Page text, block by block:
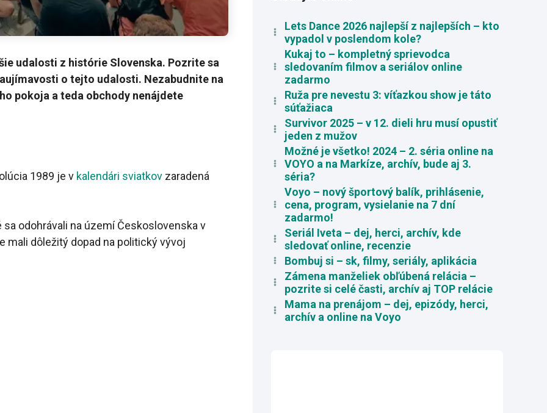
udalosti z histórie Slovenska. Pozrite sa
o tejto udalosti. Nezabudnite na
pokoja a teda obchody nenájdete
1989 je v kalendári sviatkov zaradená
odohrávali na území Československa v
mali dôležitý dopad na politický vývoj
Lets Dance 2026 najlepší z najlepších – kto
vypadol v poslendom kole?
Kukaj to – kompletný sprievodca
sledovaním filmov a seriálov online
zadarmo
Ruža pre nevestu 3: víťazkou show je táto
súťažiaca
Survivor 2025 – v 12. dieli hru musí opustiť
jeden z mužov
Možné je všetko! 2024 – 2. séria online na
VOYO a na Markíze, archív, bude aj 3.
séria?
Voyo – nový športový balík, prihlásenie,
cena, program, vysielanie na 7 dní
zadarmo!
Seriál Iveta – dej, herci, archív, kde
sledovať online, recenzie
Bombuj si – sk, filmy, seriály, aplikácia
Zámena manželiek obľúbená relácia –
pozrite si celé časti, archív aj TOP relácie
Mama na prenájom – dej, epizódy, herci,
archív a online na Voyo